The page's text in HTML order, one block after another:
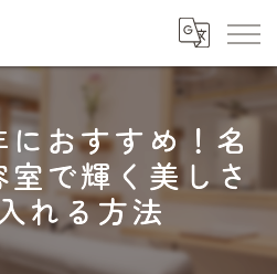
おすすめ！名
室で輝く美しさ
れる方法